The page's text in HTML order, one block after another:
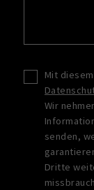
Mit
Wir
senden,
Dritte